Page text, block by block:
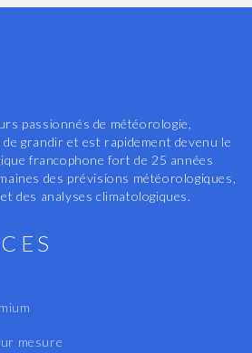
passionnés de météorologie,
grandir et est rapidement devenu le
francophone fort de 25 années
des prévisions météorologiques,
des analyses climatologiques.
mesure